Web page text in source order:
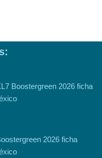
Boostergreen 2026 ficha
2026 ficha